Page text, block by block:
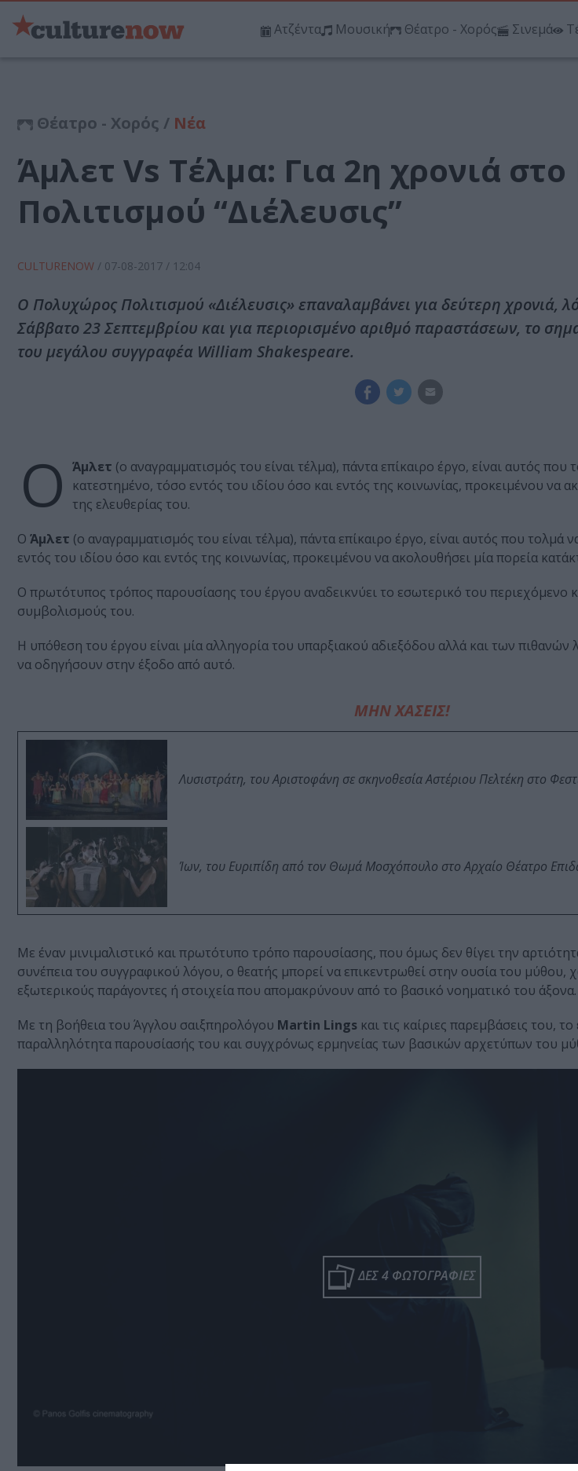
Ατζέντα Μουσική Θέατρο - Χορός Σινεμά
Θέατρο - Χορός / Νέα
Άμλετ Vs Τέλμα: Για 2η χρονιά
Πολιτισμού “Διέλευσις”
CULTURENOW / 07-08-2017 / 12:04
Ο Πολυχώρος Πολιτισμού «Διέλευσις» επαναλαμβάνει για δεύτερη χρονιά,
Σάββατο 23 Σεπτεμβρίου και για περιορισμένο αριθμό παραστάσεων, το
του μεγάλου συγγραφέα William Shakespeare.
Ο Άμλετ (ο αναγραμματισμός του είναι τέλμα), πάντα επίκαιρο έργο, είναι αυτός που
κατεστημένο, τόσο εντός του ιδίου όσο και εντός της κοινωνίας, προκειμένου να
της ελευθερίας του.
Ο Άμλετ (ο αναγραμματισμός του είναι τέλμα), πάντα επίκαιρο έργο, είναι αυτός που τολμά
εντός του ιδίου όσο και εντός της κοινωνίας, προκειμένου να ακολουθήσει μία πορεία
Ο πρωτότυπος τρόπος παρουσίασης του έργου αναδεικνύει το εσωτερικό του περιεχόμενο
συμβολισμούς του.
Η υπόθεση του έργου είναι μία αλληγορία του υπαρξιακού αδιεξόδου αλλά και των
να οδηγήσουν στην έξοδο από αυτό.
ΜΗΝ ΧΑΣΕΙΣ!
Λυσιστράτη, του Αριστοφάνη σε σκηνοθεσία Αστέριου Πελτέκη στο
Ίων, του Ευριπίδη από τον Θωμά Μοσχόπουλο στο Αρχαίο Θέατρο
Με έναν μινιμαλιστικό και πρωτότυπο τρόπο παρουσίασης, που όμως δεν θίγει την
συνέπεια του συγγραφικού λόγου, ο θεατής μπορεί να επικεντρωθεί στην ουσία του μύθου,
εξωτερικούς παράγοντες ή στοιχεία που απομακρύνουν από το βασικό νοηματικό του άξονα.
Με τη βοήθεια του Άγγλου σαιξπηρολόγου Martin Lings και τις καίριες παρεμβάσεις του,
παραλληλότητα παρουσίασής του και συγχρόνως ερμηνείας των βασικών αρχετύπων του
ΔΕΣ 4 ΦΩΤΟΓΡΑΦΙΕΣ